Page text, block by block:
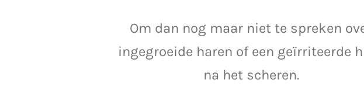
Om dan nog maar niet te spreken
ingegroeide haren of een geïrriteerde
na het scheren.